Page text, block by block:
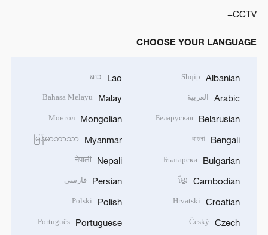
CCTV+
CHOOSE YOUR LANGUAGE
Albanian
Shqip
Arabic العربية
Belarusian
Беларуская
Bengali
বাংলা
Bulgarian
Български
Cambodian
ខ្មែរ
Croatian
Hrvatski
Czech
Český
Lao
ລາວ
Malay
Bahasa Melayu
Mongolian
Монгол
Myanmar
မြန်မာဘာသာ
Nepali
नेपाली
Persian فارسی
Polish
Polski
Portuguese
Português